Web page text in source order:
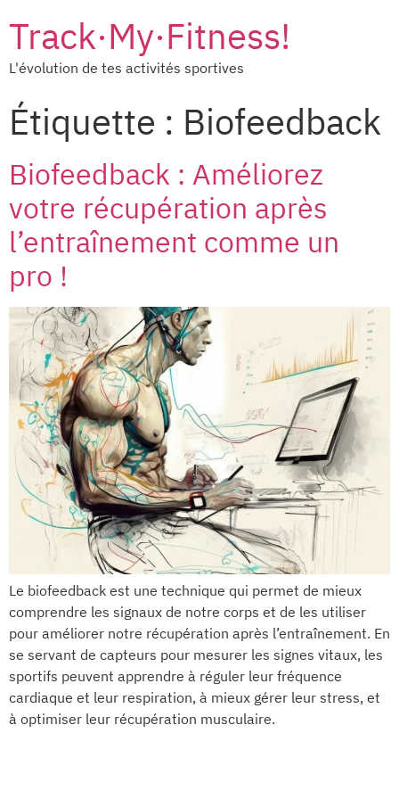
Track·My·Fitness!
L'évolution de tes activités sportives
Étiquette : Biofeedback
Biofeedback : Améliorez
votre récupération après
l’entraînement comme un
pro !
Le biofeedback est une technique qui permet de mieux
comprendre les signaux de notre corps et de les utiliser
pour améliorer notre récupération après l’entraînement. En
se servant de capteurs pour mesurer les signes vitaux, les
sportifs peuvent apprendre à réguler leur fréquence
cardiaque et leur respiration, à mieux gérer leur stress, et
à optimiser leur récupération musculaire.